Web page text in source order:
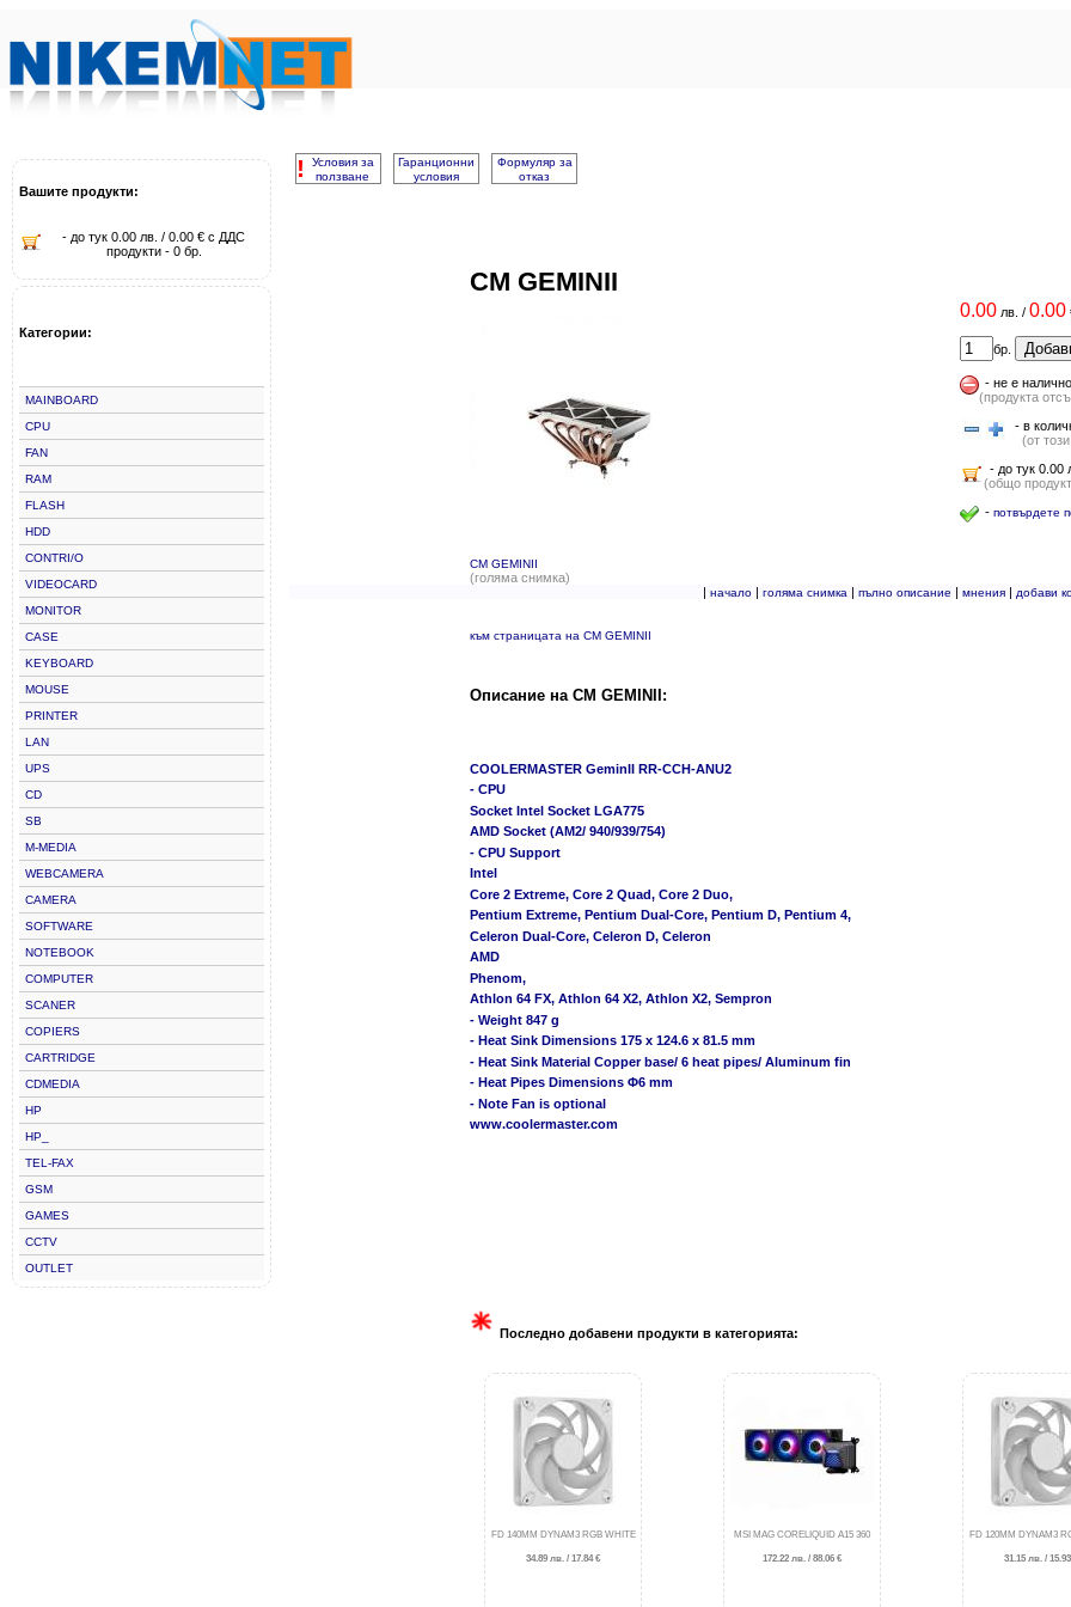
Вашите продукти:
- до тук 0.00 лв. / 0.00 € с ДДС
продукти - 0 бр.
Категории:
MAINBOARD
CPU
FAN
RAM
FLASH
HDD
CONTRI/O
VIDEOCARD
MONITOR
CASE
KEYBOARD
MOUSE
PRINTER
LAN
UPS
CD
SB
M-MEDIA
WEBCAMERA
CAMERA
SOFTWARE
NOTEBOOK
COMPUTER
SCANER
COPIERS
CARTRIDGE
CDMEDIA
HP
HP_
TEL-FAX
GSM
GAMES
CCTV
OUTLET
!
Условия за
ползване
Гаранционни
условия
Формуляр за
отказ
CM GEMINII
CM GEMINII
(голяма снимка)
0.00 лв. / 0.00
бр.
- не е налично
(продукта
- в
(от този
- до тук 0.00
(общо
- потвърдете
| начало| голяма снимка | пълно описание | мнения| добави
към страницата на CM GEMINII
Описание на CM GEMINII:
COOLERMASTER GeminII RR-CCH-ANU2
- CPU
Socket Intel Socket LGA775
AMD Socket (AM2/ 940/939/754)
- CPU Support
Intel
Core 2 Extreme, Core 2 Quad, Core 2 Duo,
Pentium Extreme, Pentium Dual-Core, Pentium D, Pentium 4,
Celeron Dual-Core, Celeron D, Celeron
AMD
Phenom,
Athlon 64 FX, Athlon 64 X2, Athlon X2, Sempron
- Weight 847 g
- Heat Sink Dimensions 175 x 124.6 x 81.5 mm
- Heat Sink Material Copper base/ 6 heat pipes/ Aluminum fin
- Heat Pipes Dimensions Φ6 mm
- Note Fan is optional
www.coolermaster.com
Последно добавени продукти в категорията:
FD 140MM DYNAM3 RGB WHITE
34.89 лв. / 17.84 €
MSI MAG CORELIQUID A15 360
172.22 лв. / 88.06 €
FD 120MM DYNAM3
31.15 лв. /